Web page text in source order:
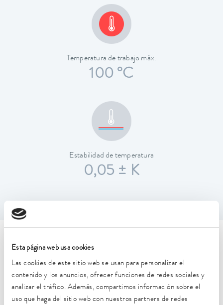
Esta página web usa cookies
Las cookies de este sitio web se usan para personalizar el
contenido y los anuncios, ofrecer funciones de redes sociales y
analizar el tráfico. Además, compartimos información sobre el
uso que haga del sitio web con nuestros partners de redes
Temperatura de trabajo máx.
100 °C
Estabilidad de temperatura
0,05 ± K
Características técnicas (según
DIN 12876)
Rango de temperatura de trabajo